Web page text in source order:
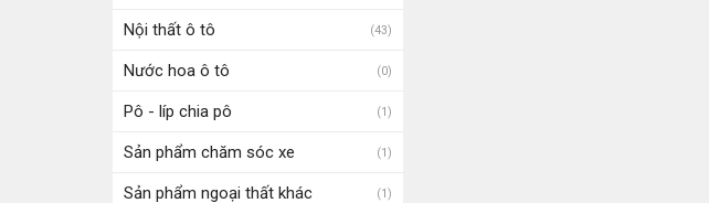
Nội thất ô tô (43)
Nước hoa ô tô (0)
Pô - líp chia pô (1)
Sản phẩm chăm sóc xe (1)
Sản phẩm ngoại thất khác (1)